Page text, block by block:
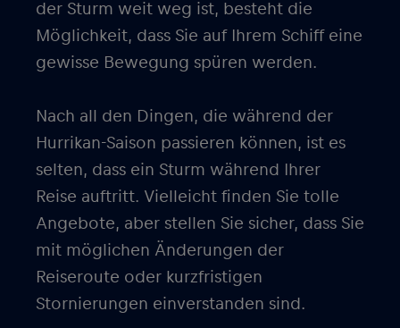
der Sturm weit weg ist, besteht die
Möglichkeit, dass Sie auf Ihrem Schiff eine
gewisse Bewegung spüren werden.
Nach all den Dingen, die während der
Hurrikan-Saison passieren können, ist es
selten, dass ein Sturm während Ihrer
Reise auftritt. Vielleicht finden Sie tolle
Angebote, aber stellen Sie sicher, dass Sie
mit möglichen Änderungen der
Reiseroute oder kurzfristigen
Stornierungen einverstanden sind.